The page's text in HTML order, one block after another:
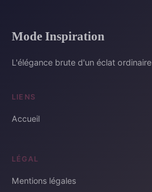
Mode Inspiration
L'élégance brute d'un éclat ordinaire
LIENS
Accueil
LÉGAL
Mentions légales